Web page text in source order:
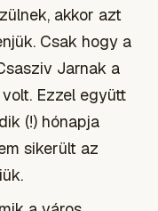
akkor azt
Csak hogy a
Jarnak a
Ezzel együtt
(!) hónapja
sikerült az